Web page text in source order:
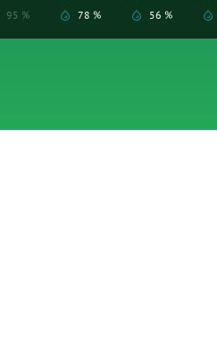
95 %
78 %
56 %